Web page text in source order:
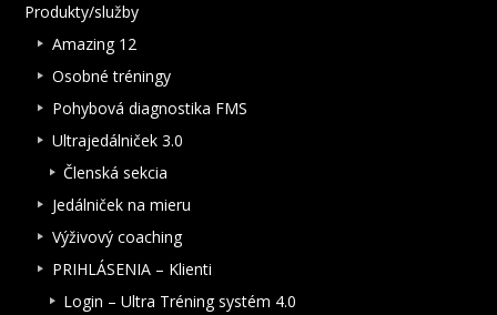
Produkty/služby
Amazing 12
Osobné tréningy
Pohybová diagnostika FMS
Ultrajedálniček 3.0
Členská sekcia
Jedálniček na mieru
Výživový coaching
PRIHLÁSENIA – Klienti
Login – Ultra Tréning systém 4.0